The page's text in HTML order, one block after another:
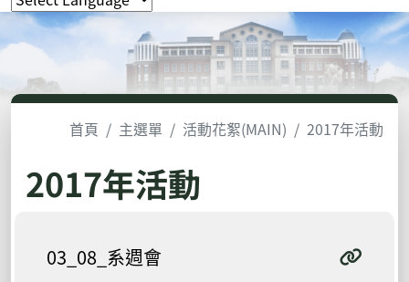
首頁 主選單 活動花絮(MAIN) 2017年活動
2017年活動
03_08_系週會